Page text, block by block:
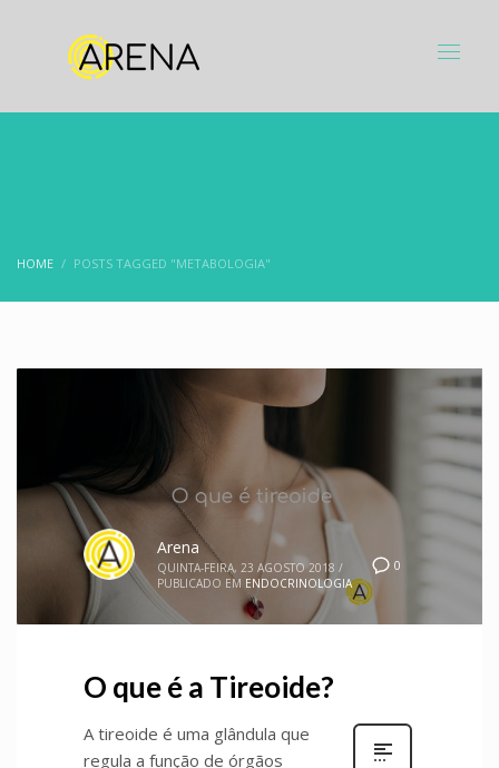
HOME POSTS TAGGED "METABOLOGIA"
0
Arena
QUINTA-FEIRA, 23 AGOSTO 2018 /
PUBLICADO EM ENDOCRINOLOGIA
O que é a Tireoide?
A tireoide é uma glândula que
regula a função de órgãos